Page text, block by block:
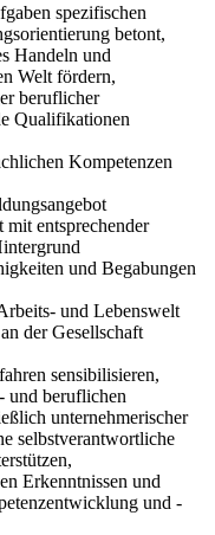
spezifischen
betont,
Handeln und
Welt fördern,
beruflicher
Qualifikationen
Kompetenzen
entsprechender
und Begabungen
und Lebenswelt
der Gesellschaft
sensibilisieren,
und beruflichen
unternehmerischer
selbstverantwortliche
Erkenntnissen und
und -